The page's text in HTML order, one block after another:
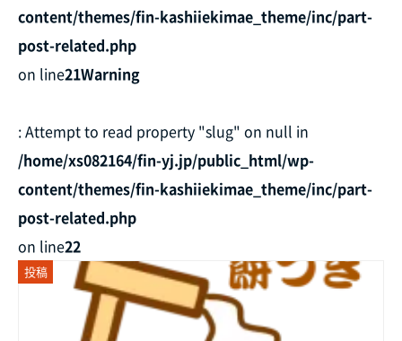
content/themes/fin-kashiiekimae_theme/inc/part-
post-related.php
on line21Warning
: Attempt to read property "slug" on null in
/home/xs082164/fin-yj.jp/public_html/wp-
content/themes/fin-kashiiekimae_theme/inc/part-
post-related.php
on line22
投稿